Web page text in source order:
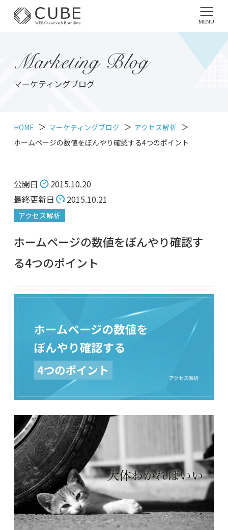
MENU
Marketing Blog
マーケティングブログ
HOME マーケティングブログ
アクセス解析
ホームページの数値をぼんやり確認する4つのポイント
公開日
2015.10.20
最終更新日
2015.10.21
アクセス解析
ホームページの数値をぼんやり確認す
る4つのポイント